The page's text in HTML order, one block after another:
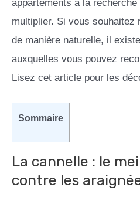
multiplier. Si vous souhaitez
de manière naturelle, il
auxquelles vous pouvez
Lisez cet article pour les
Sommaire
La cannelle : le
contre les